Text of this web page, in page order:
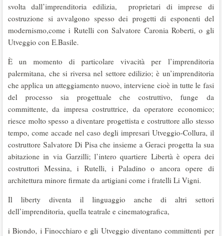
svolta dall’imprenditoria edilizia, proprietari di imprese di
costruzione si avvalgono spesso dei progetti di esponenti del
modernismo,come i Rutelli con Salvatore Caronia Roberti, o gli
Utveggio con E.Basile.
È un momento di particolare vivacità per l’imprenditoria
palermitana, che si riversa nel settore edilizio; è un’imprenditoria
che applica un atteggiamento nuovo, interviene cioè in tutte le fasi
del processo sia progettuale che costruttivo, funge da
committente, da impresa costruttrice, da operatore economico;
riesce molto spesso a diventare progettista e costruttore allo stesso
tempo, come accade nel caso degli impresari Utveggio-Collura, il
costruttore Salvatore Di Pisa che insieme a Geraci progetta la sua
abitazione in via Garzilli; l’intero quartiere Libertà è opera dei
costruttori Messina, i Rutelli, i Paladino o ancora opere di
architettura minore firmate da artigiani come i fratelli Li Vigni.
Il liberty diventa il linguaggio anche di altri settori
dell’imprenditoria, quella teatrale e cinematografica,
i Biondo, i Finocchiaro e gli Utveggio diventano committenti per